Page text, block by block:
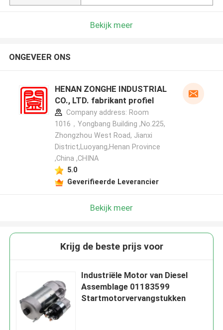
Bekijk meer
ONGEVEER ONS
HENAN ZONGHE INDUSTRIAL
CO., LTD. fabrikant profiel
Company address: Room
1016，Yongbang Building ,No.225,
Zhongzhou West Road, Jianxi
District,Luoyang,Henan Province
,China ,CHINA
5.0
Geverifieerde Leverancier
Bekijk meer
Krijg de beste prijs voor
Industriële Motor van Diesel
Assemblage 01183599
Startmotorvervangstukken